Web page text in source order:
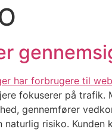
fokuserer på trafik.
gennemfører
naturlig risiko.